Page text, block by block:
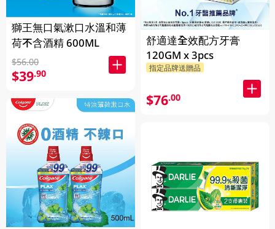
獅王無口氣漱口水溫和薄
荷不含酒精 600ML
$56.00
$39.90
舒適達全效配方牙膏
120GM x 3pcs
指定品牌送贈品
$76.00